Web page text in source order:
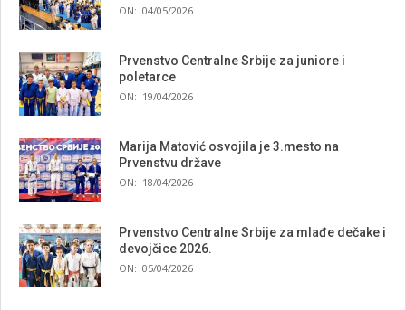
ON: 04/05/2026
Prvenstvo Centralne Srbije za juniore i
poletarce
ON: 19/04/2026
Marija Matović osvojila je 3.mesto na
Prvenstvu države
ON: 18/04/2026
Prvenstvo Centralne Srbije za mlađe dečake i
devojčice 2026.
ON: 05/04/2026